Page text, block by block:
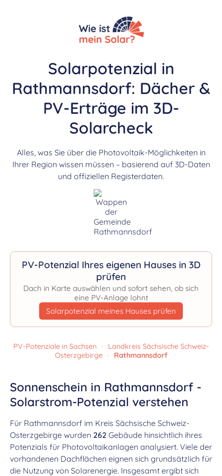
Solarpotenzial in
Rathmannsdorf: Dächer &
PV-Erträge im 3D-
Solarcheck
Alles, was Sie über die Photovoltaik-Möglichkeiten in
Ihrer Region wissen müssen – basierend auf 3D-Daten
und offiziellen Registerdaten.
PV-Potenzial Ihres eigenen Hauses in 3D
prüfen
Dach in Karte auswählen und sofort sehen, ob sich
eine PV-Anlage lohnt
Solarpotenzial meines Hauses prüfen
PV-Potenziale in Sachsen ·
Landkreis Sächsische Schweiz-
Osterzgebirge · Rathmannsdorf
Sonnenschein in Rathmannsdorf -
Solarstrom-Potenzial verstehen
Für Rathmannsdorf im Kreis Sächsische Schweiz-
Osterzgebirge wurden 262 Gebäude hinsichtlich ihres
Potenzials für Photovoltaikanlagen analysiert. Viele der
vorhandenen Dachflächen eignen sich grundsätzlich für
die Nutzung von Solarenergie. Insgesamt ergibt sich